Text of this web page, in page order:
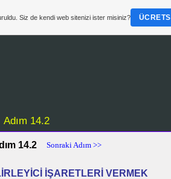
Adım 14.2
14.2 Sonraki Adım >>
İŞARETLERİ VERMEK
Siz de kendi web sitenizi ister misiniz?